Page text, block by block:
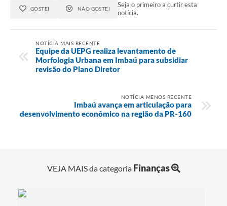
GOSTEI NÃO GOSTEI
Seja o primeiro a curtir esta
notícia.
NOTÍCIA MAIS RECENTE
Equipe da UEPG realiza levantamento de
Morfologia Urbana em Imbaú para subsidiar
revisão do Plano Diretor
NOTÍCIA MENOS RECENTE
Imbaú avança em articulação para
desenvolvimento econômico na região da PR-160
VEJA MAIS da categoria Finanças